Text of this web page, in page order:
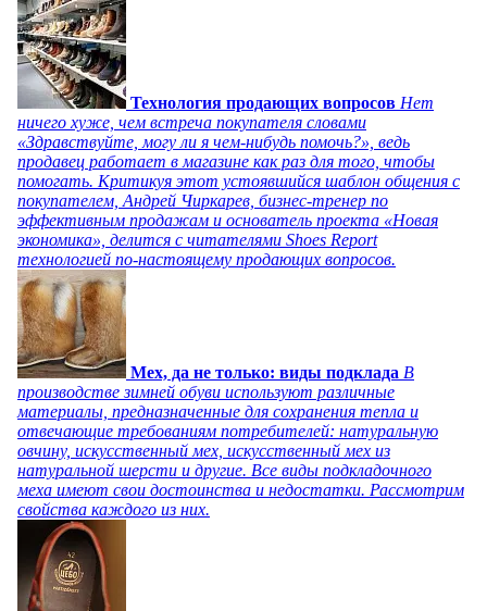
Технология продающих вопросов Нет
ничего хуже, чем встреча покупателя словами
«Здравствуйте, могу ли я чем-нибудь помочь?», ведь
продавец работает в магазине как раз для того, чтобы
помогать. Критикуя этот устоявшийся шаблон общения с
покупателем, Андрей Чиркарев, бизнес-тренер по
эффективным продажам и основатель проекта «Новая
экономика», делится с читателями Shoes Report
технологией по-настоящему продающих вопросов.
Мех, да не только: виды подклада В
производстве зимней обуви используют различные
материалы, предназначенные для сохранения тепла и
отвечающие требованиям потребителей: натуральную
овчину, искусственный мех, искусственный мех из
натуральной шерсти и другие. Все виды подкладочного
меха имеют свои достоинства и недостатки. Рассмотрим
свойства каждого из них.